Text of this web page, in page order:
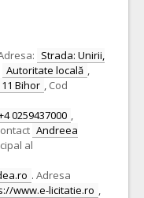
Strada: Unirii,
Autoritate locală ,
Bihor , Cod
0259437000 ,
Andreea
al
. Adresa
www.e-licitatie.ro ,